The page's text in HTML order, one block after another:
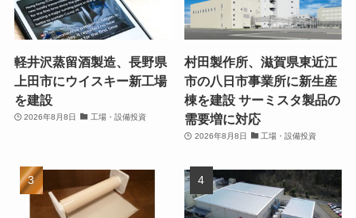
軽井沢蒸留酒製造、長野県
上田市にウイスキー新工場
を建設
2026年8月8日 工場・設備投資
村田製作所、滋賀県東近江
市の八日市事業所に新生産
棟を建設 サーミスタ製品の
需要増に対応
2026年8月8日 工場・設備投資